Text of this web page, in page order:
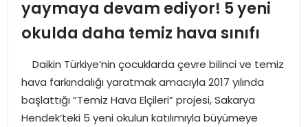
EĞITIM
SPOR
EKONOMI
yaymaya devam ediyor! 5 yeni
okulda daha temiz hava sınıfı
Daikin Türkiye’nin çocuklarda çevre bilinci ve temiz
hava farkındalığı yaratmak amacıyla 2017 yılında
başlattığı “Temiz Hava Elçileri” projesi, Sakarya
Hendek’teki 5 yeni okulun katılımıyla büyümeye